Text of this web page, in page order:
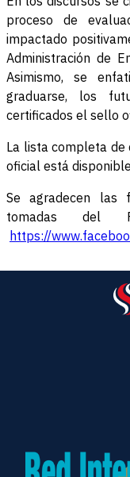
proceso de
impactado
Administración de
Asimismo, se
graduarse, los
certificados el sello
La lista completa de
oficial está
Se agradecen las
tomadas del
https://